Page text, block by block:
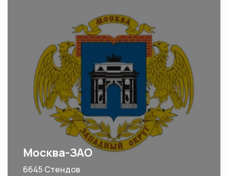
Москва-ЗАО
6645 Стендов